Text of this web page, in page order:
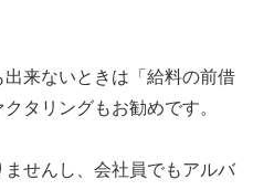
来ないときは「給料の前借
タリングもお勧めです。
せんし、会社員でもアルバ